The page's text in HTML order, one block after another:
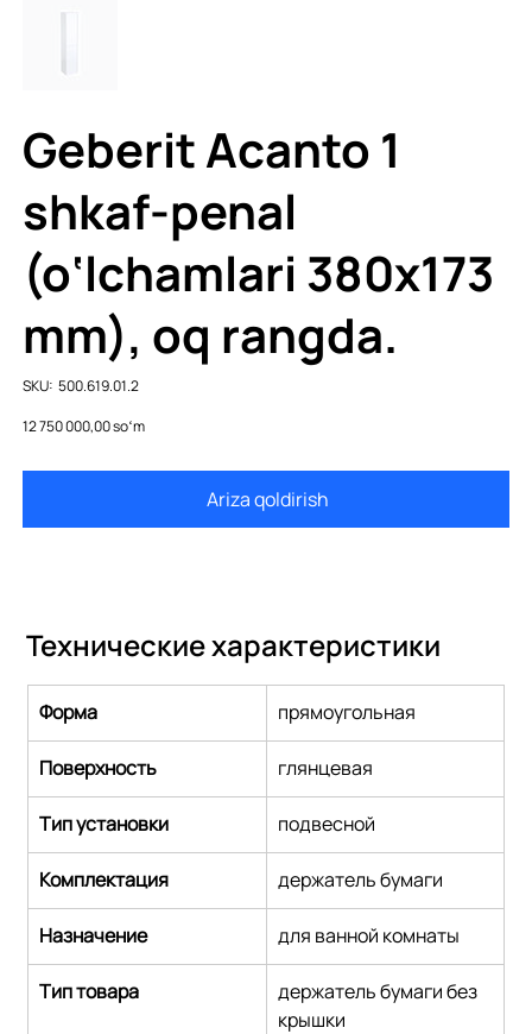
Geberit Acanto 1
shkaf-penal
(o‘lchamlari 380x173
mm), oq rangda.
SKU: SKU
500.619.01.2
500.619.01.2
Price
12 750 000,00 soʻm
Ariza qoldirish
Технические характеристики
Форма прямоугольная
Поверхность глянцевая
Тип установки подвесной
Комплектация держатель бумаги
Назначение для ванной комнаты
Тип товара
держатель бумаги без
крышки